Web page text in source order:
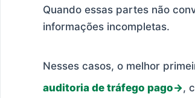
Quando essas partes não
informações incompletas.
Nesses casos, o melhor
auditoria de tráfego pago
,